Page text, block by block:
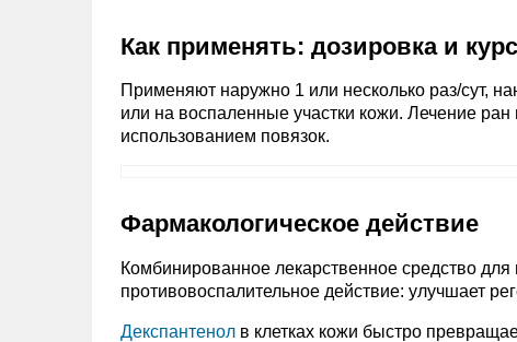
Как применять: дозировка и
Применяют наружно 1 или несколько раз/сут,
или на воспаленные участки кожи. Лечение
использованием повязок.
Фармакологическое действие
Комбинированное лекарственное средство
противовоспалительное действие: улучшает
Декспантенол в клетках кожи быстро